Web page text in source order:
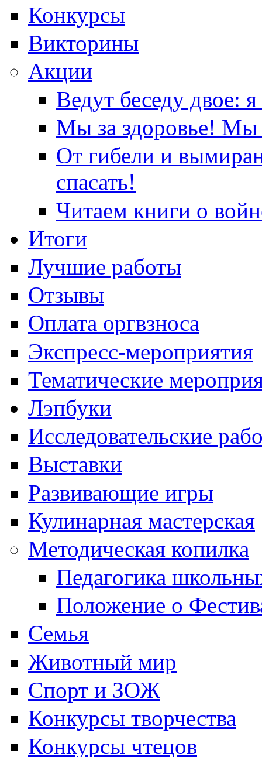
Конкурсы
Викторины
Акции
Ведут беседу двое:
Мы за здоровье! Мы
От гибели и
спасать!
Читаем книги о
Итоги
Лучшие работы
Отзывы
Оплата оргвзноса
Экспресс-мероприятия
Тематические
Лэпбуки
Исследовательские
Выставки
Развивающие игры
Кулинарная мастерская
Методическая копилка
Педагогика
Положение о
Семья
Животный мир
Спорт и ЗОЖ
Конкурсы творчества
Конкурсы чтецов